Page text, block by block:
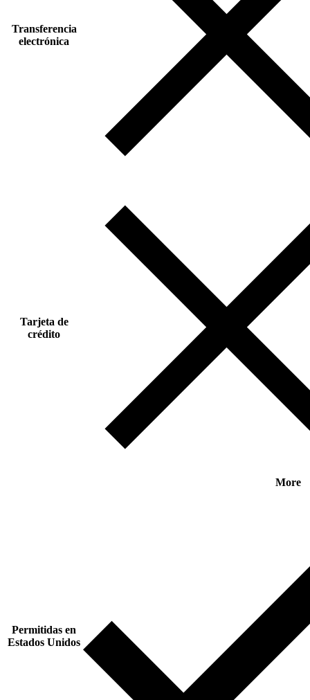
Transferencia
electrónica
Tarjeta de
crédito
More
Permitidas en
Estados Unidos